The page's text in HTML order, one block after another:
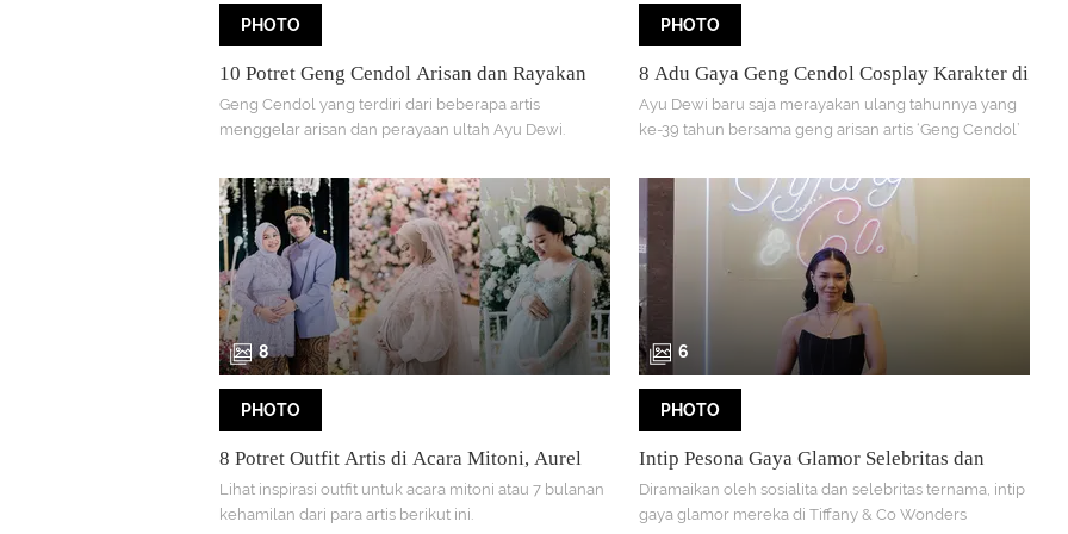
PHOTO
10 Potret Geng Cendol Arisan dan Rayakan
Ultah Ayu Dewi, Penampilan Nia Ramadhani
Curi Perhatian, Kostum Barbie hingga Super
Geng Cendol yang terdiri dari beberapa artis
menggelar arisan dan perayaan ultah Ayu Dewi.
acara tersebut
PHOTO
8 Adu Gaya Geng Cendol Cosplay Karakter di
Pesta Ultah Ayu Dewi, Titi Kamal jadi
Cinderella hingga Nia Ramadhani jadi
Ayu Dewi baru saja merayakan ulang tahunnya yang
ke-39 tahun bersama geng arisan artis ‘Geng Cendol’
yang terdiri dari Titi Kamal, Nia ramadhani, hingga
Ashanty pun tampil totalitas cosplay ala karakter fiksi.
Seperti apa? Yuk, intiip!
8
PHOTO
8 Potret Outfit Artis di Acara Mitoni, Aurel
Hermansyah, Zaskia Gotik hingga Ria Ricis
Lihat inspirasi outfit untuk acara mitoni atau 7 bulanan
kehamilan dari para artis berikut ini.
6
PHOTO
Intip Pesona Gaya Glamor Selebritas dan
Sosialita di Gelaran Tiffany & Co. Wonders
Diramaikan oleh sosialita dan selebritas ternama, intip
gaya glamor mereka di Tiffany & Co Wonders